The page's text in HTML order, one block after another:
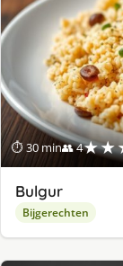
⏱ 30 min👥 4
Bulgur
Bijgerechten